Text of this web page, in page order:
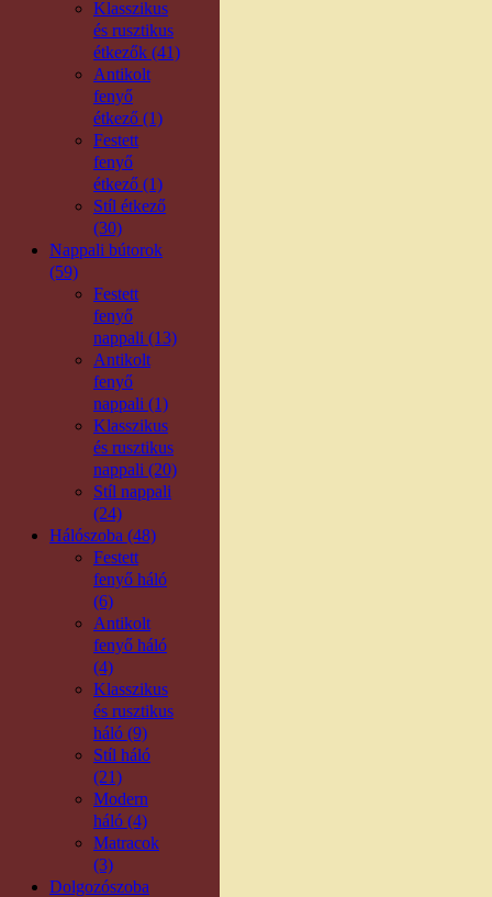
Klasszikus
és rusztikus
étkezők (41)
Antikolt
fenyő
étkező (1)
Festett
fenyő
étkező (1)
Stíl étkező
(30)
Nappali bútorok
(59)
Festett
fenyő
nappali (13)
Antikolt
fenyő
nappali (1)
Klasszikus
és rusztikus
nappali (20)
Stíl nappali
(24)
Hálószoba (48)
Festett
fenyő háló
(6)
Antikolt
fenyő háló
(4)
Klasszikus
és rusztikus
háló (9)
Stíl háló
(21)
Modern
háló (4)
Matracok
(3)
Dolgozószoba